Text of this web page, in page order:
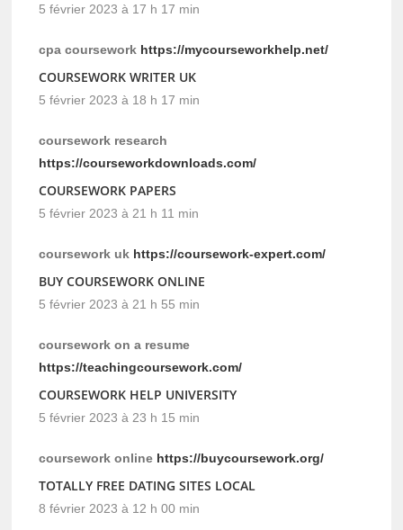
5 février 2023 à 17 h 17 min
cpa coursework https://mycourseworkhelp.net/
COURSEWORK WRITER UK
5 février 2023 à 18 h 17 min
coursework research
https://courseworkdownloads.com/
COURSEWORK PAPERS
5 février 2023 à 21 h 11 min
coursework uk https://coursework-expert.com/
BUY COURSEWORK ONLINE
5 février 2023 à 21 h 55 min
coursework on a resume
https://teachingcoursework.com/
COURSEWORK HELP UNIVERSITY
5 février 2023 à 23 h 15 min
coursework online https://buycoursework.org/
TOTALLY FREE DATING SITES LOCAL
8 février 2023 à 12 h 00 min